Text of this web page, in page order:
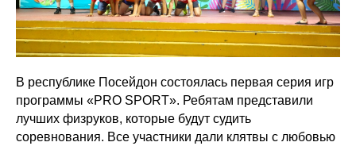
В республике Посейдон состоялась первая серия игр
программы «PRO SPORT». Ребятам представили
лучших физруков, которые будут судить
соревнования. Все участники дали клятвы с любовью